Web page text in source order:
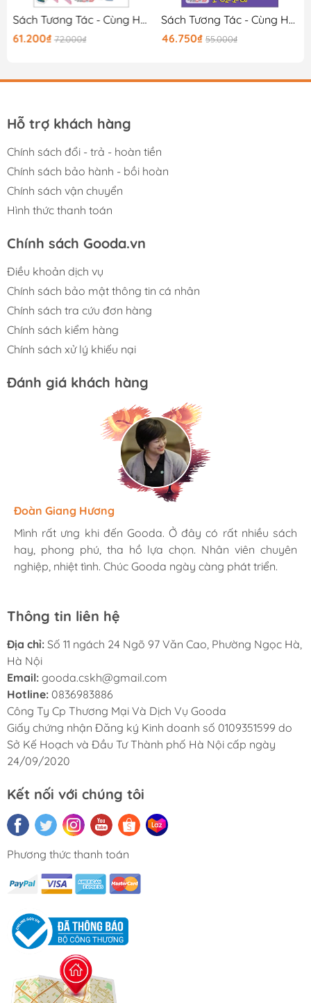
Sách Tương Tác - Cùng Học Cùng Chơi Với Peppa Pig - Cuộc Sống Hạnh Phúc Của Peppa Và George
61.200₫ 72.000₫
Sách Tương Tác - Cùng Học Cùng Chơi Với Peppa Pig - Halloween Vui Nhộn Của Peppa
46.750₫ 55.000₫
Hỗ trợ khách hàng
Chính sách đổi - trả - hoàn tiền
Chính sách bảo hành - bồi hoàn
Chính sách vận chuyển
Hình thức thanh toán
Chính sách Gooda.vn
Điều khoản dịch vụ
Chính sách bảo mật thông tin cá nhân
Chính sách tra cứu đơn hàng
Chính sách kiểm hàng
Chính sách xử lý khiếu nại
Đánh giá khách hàng
Hương Suri
Mình rất ưng khi đến Gooda. Ở đây có rất nhiều sách
hay, phong phú, tha hồ lựa chọn. Nhân viên chuyên
nghiệp, nhiệt tình. Chúc Gooda ngày càng phát triển.
Đoàn Giang Hương
Mình rất ưng khi đến Gooda. Ở đây có rất nhiều sách
hay, phong phú, tha hồ lựa chọn. Nhân viên chuyên
nghiệp, nhiệt tình. Chúc Gooda ngày càng phát triển.
Ngọc Anh
Mình rất ưng khi đến Gooda. Ở đây có rất nhiều sách
hay, phong phú, tha hồ lựa chọn. Nhân viên chuyên
nghiệp, nhiệt tình. Chúc Gooda ngày càng phát triển.
Thông tin liên hệ
Địa chỉ: Số 11 ngách 24 Ngõ 97 Văn Cao, Phường Ngọc Hà,
Hà Nội
Email: gooda.cskh@gmail.com
Hotline: 0836983886
Công Ty Cp Thương Mại Và Dịch Vụ Gooda
Giấy chứng nhận Đăng ký Kinh doanh số 0109351599 do
Sở Kế Hoạch và Đầu Tư Thành phố Hà Nội cấp ngày
24/09/2020
Kết nối với chúng tôi
Phương thức thanh toán